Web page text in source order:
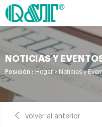
NOTICIAS Y
Posición : Hogar > Noticias y
volver al anterior